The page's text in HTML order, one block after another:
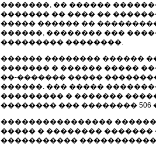
�������, �� ������
������� �� ���� ��
����� ������ ��
������, �������� ���
��������� ��������.
������ �������� ������
������� � ������ �����
��-������� �����
������. ��� �����
��������� � �������
�������� ��� �������� 506
����������������
����� � �������� �������
�����������